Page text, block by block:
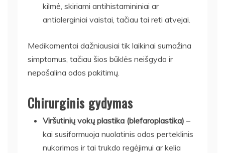
kilmė, skiriami antihistamininiai ar
antialerginiai vaistai, tačiau tai reti atvejai.
Medikamentai dažniausiai tik laikinai sumažina
simptomus, tačiau šios būklės neišgydo ir
nepašalina odos pakitimų.
Chirurginis gydymas
Viršutinių vokų plastika (blefaroplastika) –
kai susiformuoja nuolatinis odos perteklinis
nukarimas ir tai trukdo regėjimui ar kelia